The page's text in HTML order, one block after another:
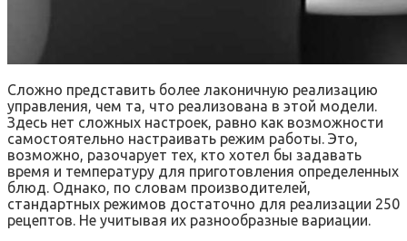
Сложно представить более лаконичную реализацию
управления, чем та, что реализована в этой модели.
Здесь нет сложных настроек, равно как возможности
самостоятельно настраивать режим работы. Это,
возможно, разочарует тех, кто хотел бы задавать
время и температуру для приготовления определенных
блюд. Однако, по словам производителей,
стандартных режимов достаточно для реализации 250
рецептов. Не учитывая их разнообразные вариации.